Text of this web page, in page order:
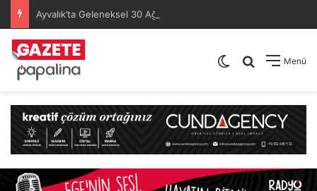
Menü
Arama yap
Dış görünümü